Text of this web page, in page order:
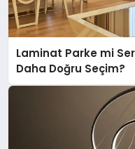
Laminat Parke mi
Daha Doğru Seçim?